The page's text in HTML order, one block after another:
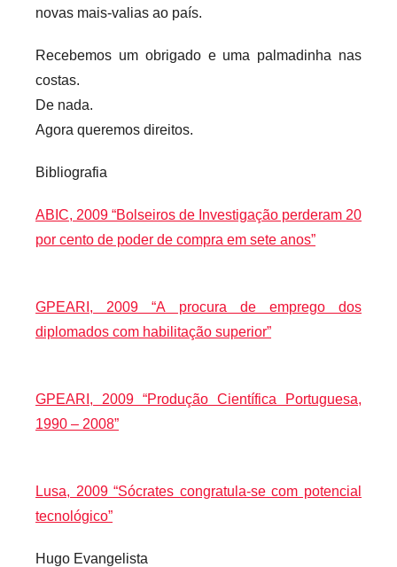
novas mais-valias ao país.
Recebemos um obrigado e uma palmadinha nas
costas.
De nada.
Agora queremos direitos.
Bibliografia
ABIC, 2009 “Bolseiros de Investigação perderam 20
por cento de poder de compra em sete anos”
GPEARI, 2009 “A procura de emprego dos
diplomados com habilitação superior”
GPEARI, 2009 “Produção Científica Portuguesa,
1990 – 2008”
Lusa, 2009 “Sócrates congratula-se com potencial
tecnológico”
Hugo Evangelista